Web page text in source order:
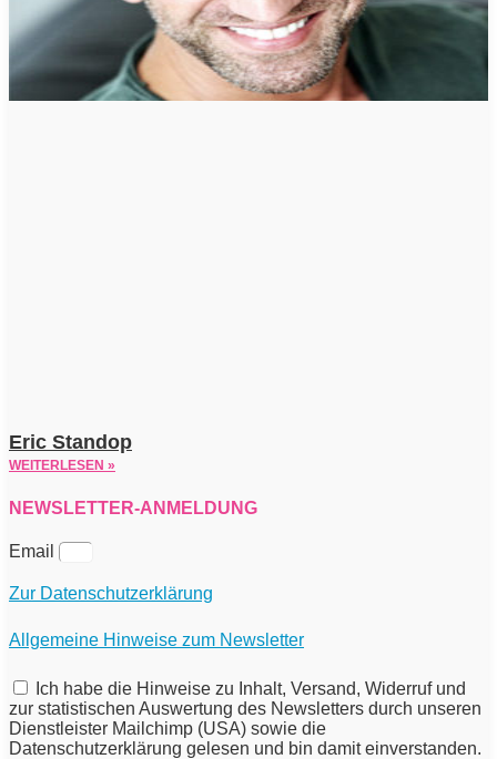
Eric Standop
WEITERLESEN »
NEWSLETTER-ANMELDUNG
Email
Zur Datenschutzerklärung
Allgemeine Hinweise zum Newsletter
Ich habe die Hinweise zu Inhalt, Versand, Widerruf und
zur statistischen Auswertung des Newsletters durch unseren
Dienstleister Mailchimp (USA) sowie die
Datenschutzerklärung gelesen und bin damit einverstanden.